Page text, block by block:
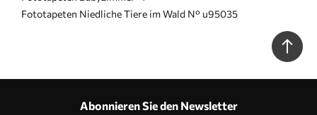
Fototapeten Niedliche Tiere im Wald N° u95035
Abonnieren Sie den Newsletter